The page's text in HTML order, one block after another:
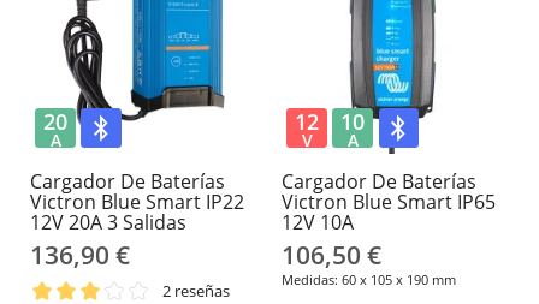
Cargador De Baterías
Victron Blue Smart IP22
12V 20A 3 Salidas
136,90 €
2 reseñas
20
A
Cargador De Baterías
Victron Blue Smart IP65
12V 10A
106,50 €
Medidas: 60 x 105 x 190 mm
12
V
10
A